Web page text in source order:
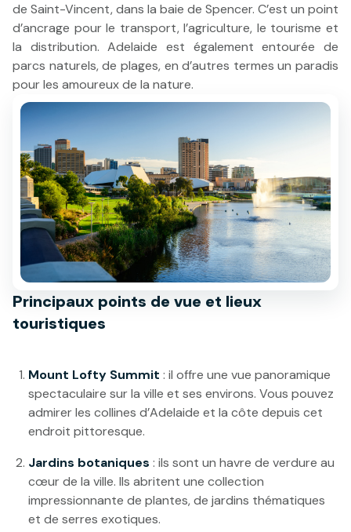
de Saint-Vincent, dans la baie de Spencer. C’est un point
d’ancrage pour le transport, l’agriculture, le tourisme et
la distribution. Adelaide est également entourée de
parcs naturels, de plages, en d’autres termes un paradis
pour les amoureux de la nature.
Principaux points de vue et lieux
touristiques
Mount Lofty Summit : il offre une vue panoramique
spectaculaire sur la ville et ses environs. Vous pouvez
admirer les collines d’Adelaide et la côte depuis cet
endroit pittoresque.
Jardins botaniques : ils sont un havre de verdure au
cœur de la ville. Ils abritent une collection
impressionnante de plantes, de jardins thématiques
et de serres exotiques.